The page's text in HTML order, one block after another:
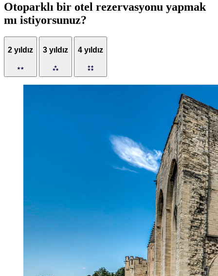
Otoparklı bir otel rezervasyonu yapmak
mı istiyorsunuz?
2 yıldız 3 yıldız 4 yıldız